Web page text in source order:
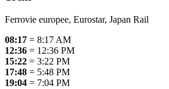
Ferrovie europee, Eurostar, Japan Rail
08:17 = 8:17 AM
12:36 = 12:36 PM
15:22 = 3:22 PM
17:48 = 5:48 PM
19:04 = 7:04 PM